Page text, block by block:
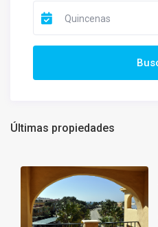
Quincenas
Últimas propiedades